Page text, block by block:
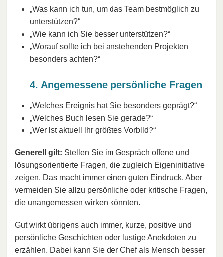
„Was kann ich tun, um das Team bestmöglich zu
unterstützen?“
„Wie kann ich Sie besser unterstützen?“
„Worauf sollte ich bei anstehenden Projekten
besonders achten?“
4. Angemessene persönliche Fragen
„Welches Ereignis hat Sie besonders geprägt?“
„Welches Buch lesen Sie gerade?“
„Wer ist aktuell ihr größtes Vorbild?“
Generell gilt: Stellen Sie im Gespräch offene und
lösungsorientierte Fragen, die zugleich Eigeninitiative
zeigen. Das macht immer einen guten Eindruck. Aber
vermeiden Sie allzu persönliche oder kritische Fragen,
die unangemessen wirken könnten.
Gut wirkt übrigens auch immer, kurze, positive und
persönliche Geschichten oder lustige Anekdoten zu
erzählen. Dabei kann Sie der Chef als Mensch besser